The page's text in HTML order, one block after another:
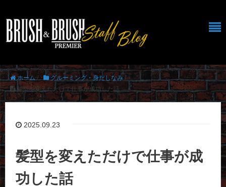
ホーム/ グルーミング・身だしなみ/
髪型を変えただけで仕事が成功した話
2025.09.23
髪型を変えただけで仕事が成
功した話